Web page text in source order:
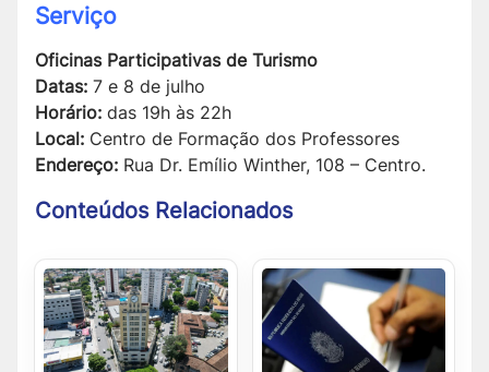
Serviço
Oficinas Participativas de Turismo
Datas: 7 e 8 de julho
Horário: das 19h às 22h
Local: Centro de Formação dos Professores
Endereço: Rua Dr. Emílio Winther, 108 – Centro.
Conteúdos Relacionados